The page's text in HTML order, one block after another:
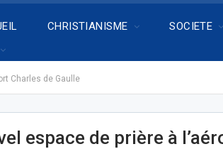
CHRISTIANISME SOCIETE
Charles de Gaulle
espace de prière à